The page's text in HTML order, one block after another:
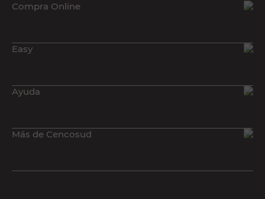
Compra Online
Easy
Ayuda
Más de Cencosud